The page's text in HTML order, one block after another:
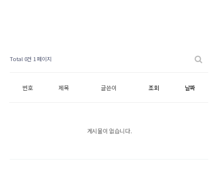
Total 0건 1 페이지
번호 제목 글쓴이 조회 날짜
게시물이 없습니다.